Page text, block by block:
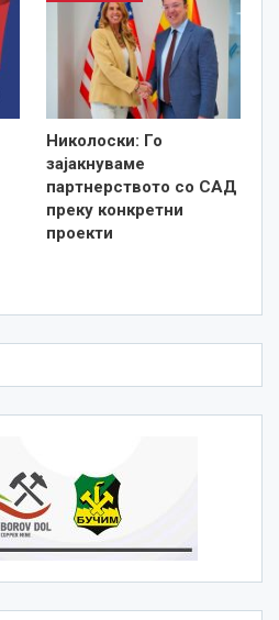
Николоски: Го
зајакнуваме
партнерството со САД
преку конкретни
проекти